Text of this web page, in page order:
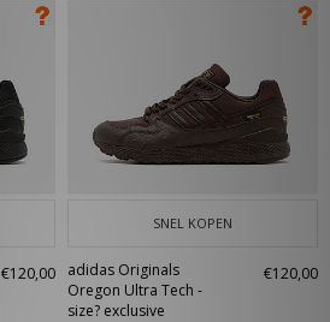
€120,00
SNEL KOPEN
adidas Originals
Oregon Ultra Tech -
size? exclusive
€120,00